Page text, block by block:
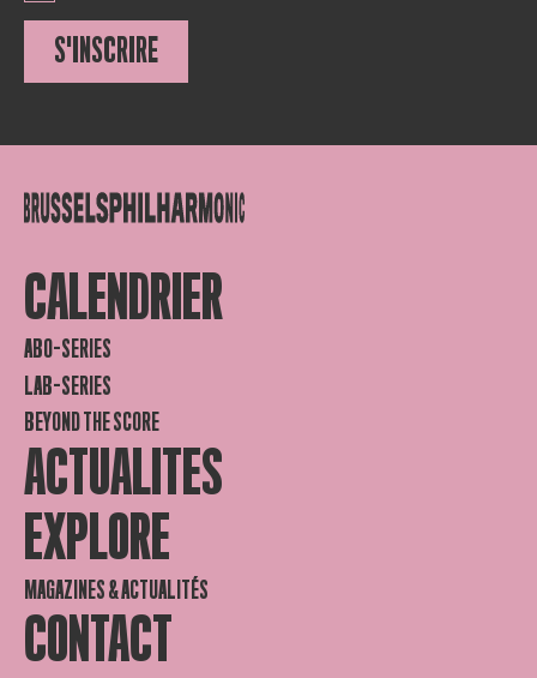
S'INSCRIRE
CALENDRIER
ABO-SERIES
LAB-SERIES
BEYOND THE SCORE
ACTUALITES
EXPLORE
MAGAZINES & ACTUALITÉS
CONTACT